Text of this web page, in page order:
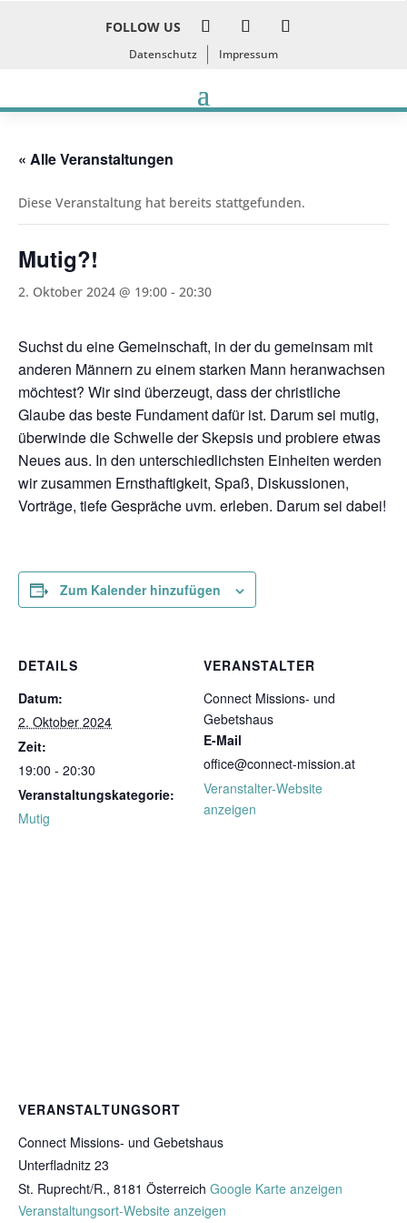
FOLLOW US
Datenschutz Impressum
« Alle Veranstaltungen
Diese Veranstaltung hat bereits stattgefunden.
Mutig?!
2. Oktober 2024 @ 19:00 - 20:30
Suchst du eine Gemeinschaft, in der du gemeinsam mit
anderen Männern zu einem starken Mann heranwachsen
möchtest? Wir sind überzeugt, dass der christliche
Glaube das beste Fundament dafür ist. Darum sei mutig,
überwinde die Schwelle der Skepsis und probiere etwas
Neues aus. In den unterschiedlichsten Einheiten werden
wir zusammen Ernsthaftigkeit, Spaß, Diskussionen,
Vorträge, tiefe Gespräche uvm. erleben. Darum sei dabei!
Zum Kalender hinzufügen
DETAILS
Datum:
2. Oktober 2024
Zeit:
19:00 - 20:30
Veranstaltungskategorie:
Mutig
VERANSTALTER
Connect Missions- und
Gebetshaus
E-Mail
office@connect-mission.at
Veranstalter-Website
anzeigen
VERANSTALTUNGSORT
Connect Missions- und Gebetshaus
Unterfladnitz 23
St. Ruprecht/R., 8181 Österreich Google Karte anzeigen
Veranstaltungsort-Website anzeigen